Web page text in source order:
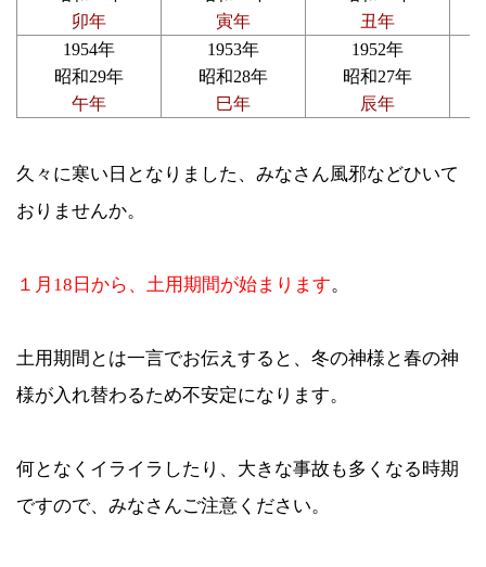
卯年
寅年
丑年
1954年
昭和29年
午年
1953年
昭和28年
巳年
1952年
昭和27年
辰年
久々に寒い日となりました、みなさん風邪などひいて
おりませんか。
１月18日から、土用期間が始まります。
土用期間とは一言でお伝えすると、冬の神様と春の神
様が入れ替わるため不安定になります。
何となくイライラしたり、大きな事故も多くなる時期
ですので、みなさんご注意ください。